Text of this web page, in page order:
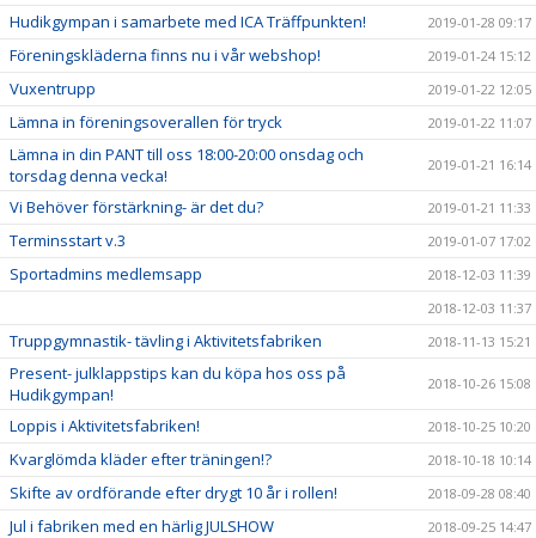
Hudikgympan i samarbete med ICA Träffpunkten! 2019-01-28 09:17
Föreningskläderna finns nu i vår webshop! 2019-01-24 15:12
Vuxentrupp 2019-01-22 12:05
Lämna in föreningsoverallen för tryck 2019-01-22 11:07
Lämna in din PANT till oss 18:00-20:00 onsdag och
torsdag denna vecka!
2019-01-21 16:14
Vi Behöver förstärkning- är det du? 2019-01-21 11:33
Terminsstart v.3 2019-01-07 17:02
Sportadmins medlemsapp
2018-12-03 11:39
2018-12-03 11:37
Truppgymnastik- tävling i Aktivitetsfabriken 2018-11-13 15:21
Present- julklappstips kan du köpa hos oss på
Hudikgympan!
2018-10-26 15:08
Loppis i Aktivitetsfabriken! 2018-10-25 10:20
Kvarglömda kläder efter träningen!? 2018-10-18 10:14
Skifte av ordförande efter drygt 10 år i rollen! 2018-09-28 08:40
Jul i fabriken med en härlig JULSHOW 2018-09-25 14:47